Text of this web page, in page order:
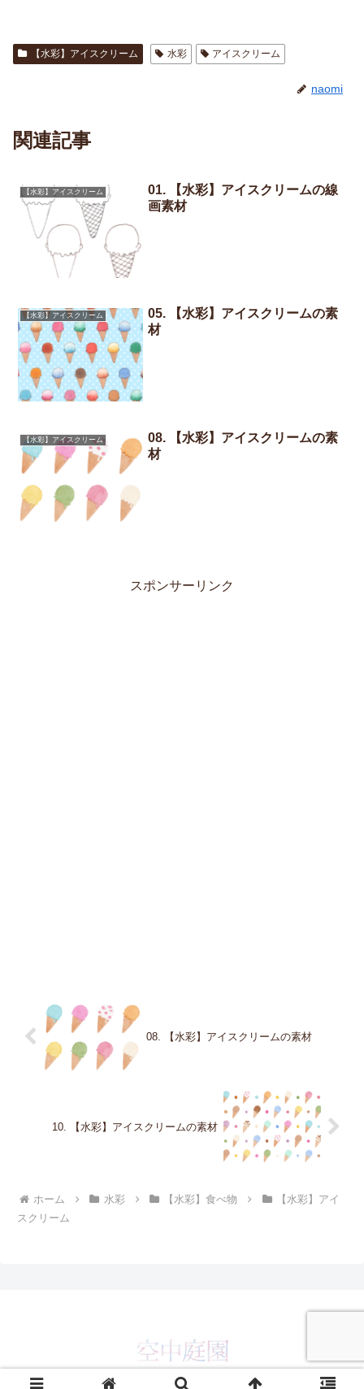
【水彩】アイスクリーム 水彩 アイスクリーム
naomi
関連記事
【水彩】アイスクリーム
01. 【水彩】アイスクリームの線
画素材
【水彩】アイスクリーム
05. 【水彩】アイスクリームの素
材
【水彩】アイスクリーム
08. 【水彩】アイスクリームの素
材
スポンサーリンク
08. 【水彩】アイスクリームの素材
10. 【水彩】アイスクリームの素材
ホーム 水彩 【水彩】食べ物
【水彩】アイ
スクリーム
© 2019 空中庭園.